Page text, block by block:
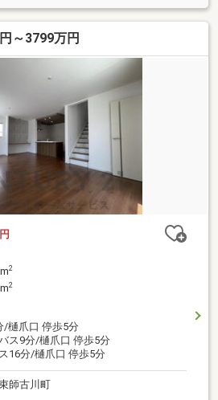
～3799万円
2
2
/樋爪口 停歩5分
ス9分/樋爪口 停歩5分
16分/樋爪口 停歩5分
師古川町